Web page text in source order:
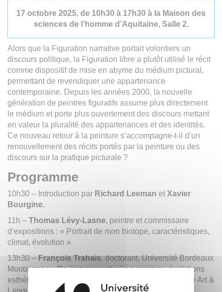
17 octobre 2025, de 10h30 à 17h30 à la Maison des
sciences de l’homme d’Aquitaine, Salle 2.
Alors que la Figuration narrative portait volontiers un
discours politique, la Figuration libre a plutôt utilisé le récit
comme dispositif de mise en abyme du médium pictural,
permettant de revendiquer une appartenance
contemporaine. Depuis les années 2000, la nouvelle
génération de peintres figuratifs assume plus directement
le médium et porte plus ouvertement des discours mettant
en valeur la pluralité des appartenances et des identités.
Ce nouveau retour à la peinture s’accompagne-t-il d’un
renouvellement des récits portés par la peinture ou des
discours sur la pratique picturale ?
Programme
10h30 – Introduction par Richard Leeman et Xavier
Bourgine.
11h – Thomas Lévy-Lasne, peintre et commissaire
d’expositions : « Portrait de mon biotope, caractéristiques,
climat, évolution ».
13h30 –François Trahais, doctorant, Université Bordeaux
Montaigne : « De l’art conceptuel en peinture, évolutions
esthétiques et questionnements théoriques du groupe Art &